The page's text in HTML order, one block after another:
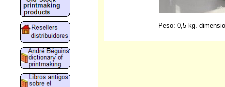
Peso: 0,5 kg.